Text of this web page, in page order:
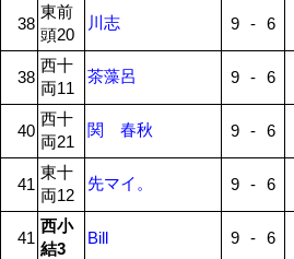
38
東前
頭20
川志 9 - 6
38
西十
両11
茶藻呂 9 - 6
40
西十
両21
関 春秋 9 - 6
41
東十
両12
先マイ。 9 - 6
41
西小
結3
Bill 9 - 6